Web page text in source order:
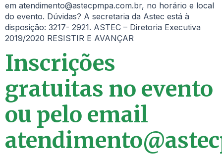
em atendimento@astecpmpa.com.br, no horário e local
do evento. Dúvidas? A secretaria da Astec está à
disposição: 3217- 2921. ASTEC – Diretoria Executiva
2019/2020 RESISTIR E AVANÇAR
Inscrições
gratuitas no evento
ou pelo email